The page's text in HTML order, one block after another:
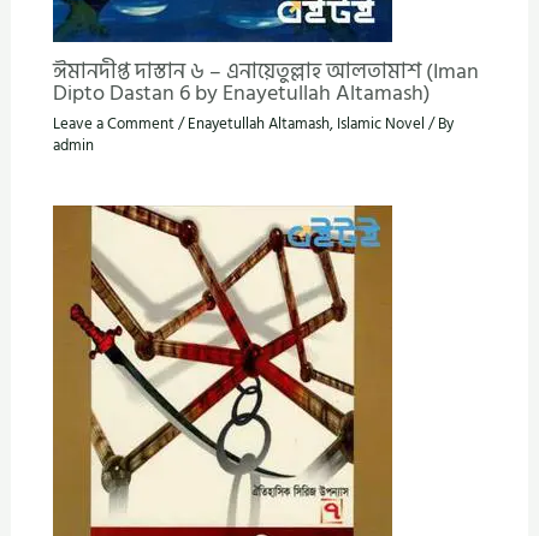
ঈমানদীপ্ত দাস্তান ৬ – এনায়েতুল্লাহ আলতামাশ (Iman
Dipto Dastan 6 by Enayetullah Altamash)
Leave a Comment/Enayetullah Altamash, Islamic Novel / By
admin